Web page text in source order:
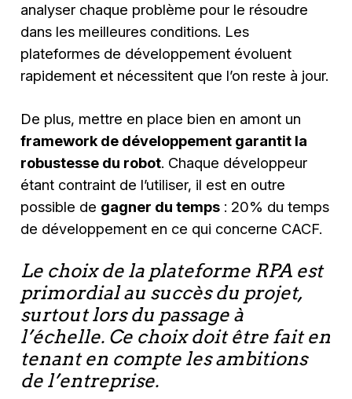
analyser chaque problème pour le résoudre
dans les meilleures conditions. Les
plateformes de développement évoluent
rapidement et nécessitent que l’on reste à jour.
De plus, mettre en place bien en amont un
framework de développement garantit la
robustesse du robot. Chaque développeur
étant contraint de l’utiliser, il est en outre
possible de gagner du temps : 20% du temps
de développement en ce qui concerne CACF.
Le choix de la plateforme RPA est
primordial au succès du projet,
surtout lors du passage à
l’échelle. Ce choix doit être fait en
tenant en compte les ambitions
de l’entreprise.